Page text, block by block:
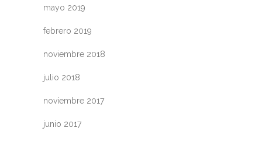
mayo 2019
febrero 2019
noviembre 2018
julio 2018
noviembre 2017
junio 2017